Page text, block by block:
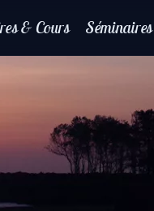
& Cours Séminaires